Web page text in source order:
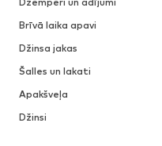
Brīvā laika apavi
Džinsa jakas
Šalles un lakati
Apakšveļa
Džinsi